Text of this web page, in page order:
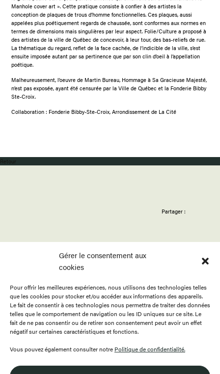
Gérer le consentement aux
cookies
Pour offrir les meilleures expériences, nous utilisons des technologies telles
que les cookies pour stocker et/ou accéder aux informations des appareils.
Le fait de consentir à ces technologies nous permettra de traiter des données
telles que le comportement de navigation ou les ID uniques sur ce site. Le
fait de ne pas consentir ou de retirer son consentement peut avoir un effet
négatif sur certaines caractéristiques et fonctions.
Vous pouvez également consulter notre Politique de confidentialité.
Manhole cover art ». Cette pratique consiste à confier à des artistes la
conception de plaques de trous d’homme fonctionnelles. Ces plaques, aussi
appelées plus poétiquement regards de chaussée, sont conformes aux normes en
termes de dimensions mais singulières par leur aspect. Folie/Culture a proposé à
des artistes de la ville de Québec de concevoir, à leur tour, des bas-reliefs de rue.
La thématique du regard, reflet de la face cachée, de l’indicible de la ville, s’est
ensuite imposée autant par sa pertinence que par son clin d’oeil à l’appellation
poétique.
Malheureusement, l’oeuvre de Martin Bureau, Hommage à Sa Gracieuse Majesté,
n’est pas exposée, ayant été censurée par la Ville de Québec et la Fonderie Bibby
Ste-Croix.
Collaboration : Fonderie Bibby-Ste-Croix, Arrondissement de La Cité
Retour
Partager :
ACCUEIL
PROGRAMMATION
RESSOURCES
APPELS
PUBLICATIONS
À PROPOS
BOUTIQUE
CONTACT
ENGLISH